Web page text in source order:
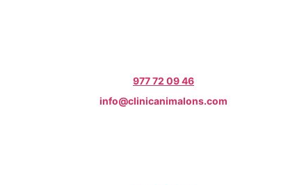
977 72 09 46
info@clinicanimalons.com